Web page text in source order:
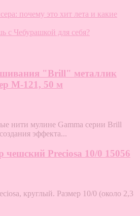
почему это хит лета и какие
Чебурашкой для себя?
"Brill" металлик
M-121, 50 м
нити мулине Gamma серии Brill
эффекта...
чешский Preciosa 10/0 15056
круглый. Размер 10/0 (около 2,3